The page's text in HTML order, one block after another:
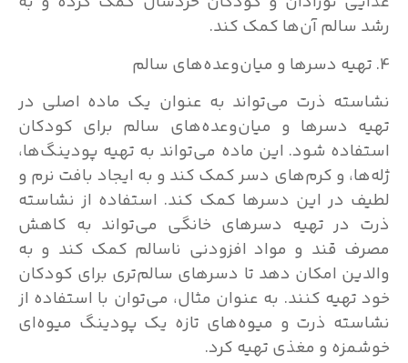
رشد سالم آن‌ها کمک کند.
4. تهیه دسرها و میان‌وعده‌های سالم
نشاسته ذرت می‌تواند به عنوان یک ماده اصلی در
تهیه دسرها و میان‌وعده‌های سالم برای کودکان
استفاده شود. این ماده می‌تواند به تهیه پودینگ‌ها،
ژله‌ها، و کرم‌های دسر کمک کند و به ایجاد بافت نرم و
لطیف در این دسرها کمک کند. استفاده از نشاسته
ذرت در تهیه دسرهای خانگی می‌تواند به کاهش
مصرف قند و مواد افزودنی ناسالم کمک کند و به
والدین امکان دهد تا دسرهای سالم‌تری برای کودکان
خود تهیه کنند. به عنوان مثال، می‌توان با استفاده از
نشاسته ذرت و میوه‌های تازه یک پودینگ میوه‌ای
خوشمزه و مغذی تهیه کرد.